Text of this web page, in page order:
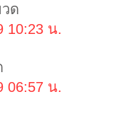
ด
10:23 น.
06:57 น.